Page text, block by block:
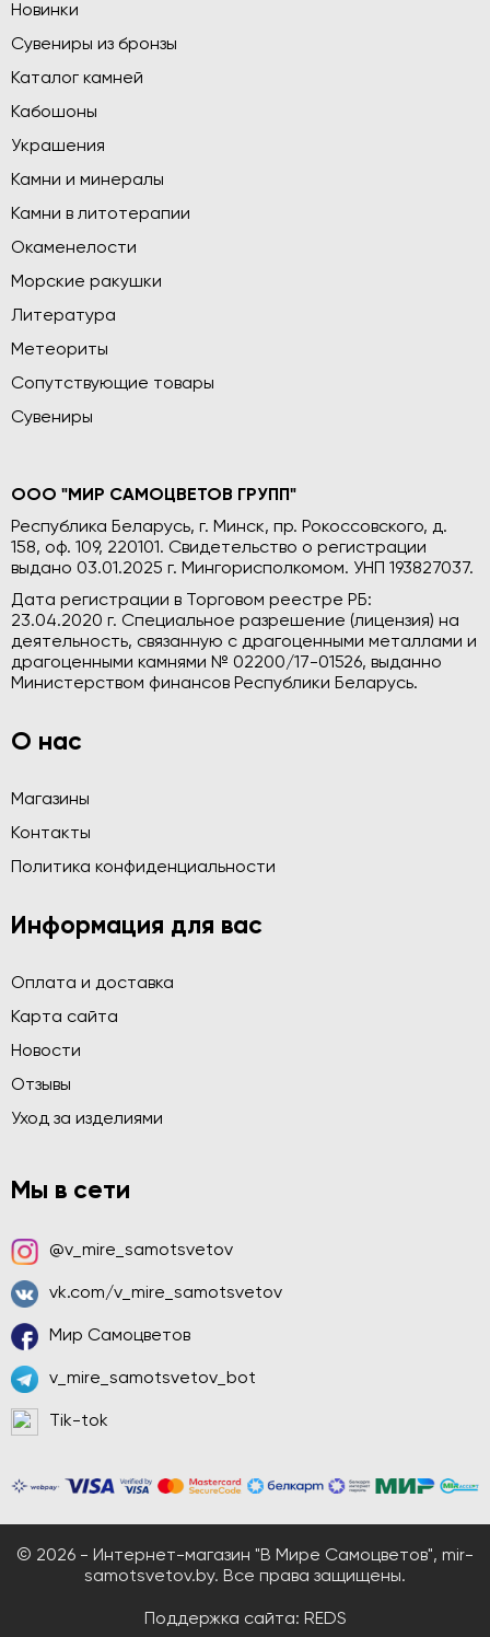
Новинки
Сувениры из бронзы
Каталог камней
Кабошоны
Украшения
Камни и минералы
Камни в литотерапии
Окаменелости
Морские ракушки
Литература
Метеориты
Сопутствующие товары
Сувениры
ООО "МИР САМОЦВЕТОВ ГРУПП"
Республика Беларусь, г. Минск, пр. Рокоссовского, д.
158, оф. 109, 220101. Свидетельство о регистрации
выдано 03.01.2025 г. Мингорисполкомом. УНП 193827037.
Дата регистрации в Торговом реестре РБ:
23.04.2020 г. Специальное разрешение (лицензия) на
деятельность, связанную с драгоценными металлами и
драгоценными камнями № 02200/17-01526, выданно
Министерством финансов Республики Беларусь.
О нас
Магазины
Контакты
Политика конфиденциальности
Информация для вас
Оплата и доставка
Карта сайта
Новости
Отзывы
Уход за изделиями
Мы в сети
@v_mire_samotsvetov
vk.com/v_mire_samotsvetov
Мир Самоцветов
v_mire_samotsvetov_bot
Tik-tok
© 2026 - Интернет-магазин "В Мире Самоцветов", mir-
samotsvetov.by. Все права защищены.
Поддержка сайта: REDS